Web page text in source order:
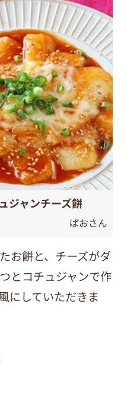
ジャンチーズ餅
ぱおさん
お餅と、チーズがダ
とコチュジャンで作
にしていただきま